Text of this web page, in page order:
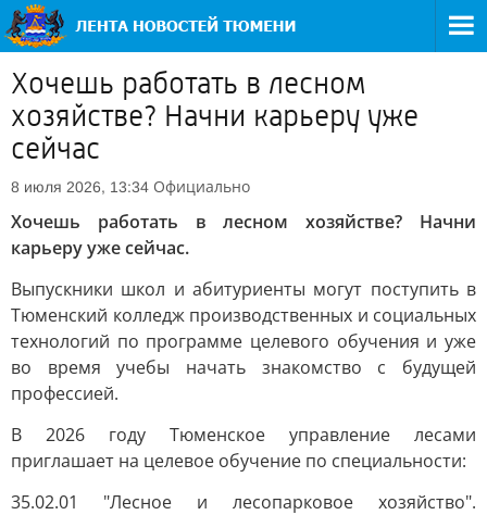
Хочешь работать в лесном
хозяйстве? Начни карьеру уже
сейчас
8 июля 2026, 13:34 Официально
Хочешь работать в лесном хозяйстве? Начни
карьеру уже сейчас.
Выпускники школ и абитуриенты могут поступить в
Тюменский колледж производственных и социальных
технологий по программе целевого обучения и уже
во время учебы начать знакомство с будущей
профессией.
В 2026 году Тюменское управление лесами
приглашает на целевое обучение по специальности:
35.02.01 "Лесное и лесопарковое хозяйство".